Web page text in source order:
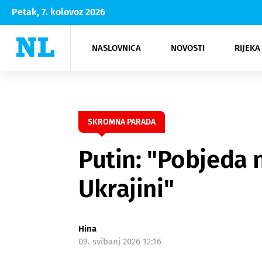
Petak, 7. kolovoz 2026
NASLOVNICA NOVOSTI
Rijeka Opatija
NK
Moda
Kultura
SKROMNA PARADA
Putin: "Pobjeda
Ukrajini"
Hina
09. svibanj 2026 12:16